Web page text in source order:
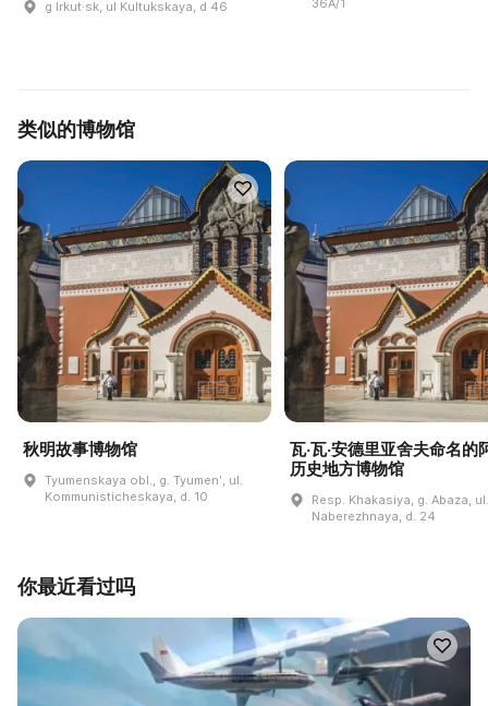
g Irkut·sk, ul Kultukskaya, d 46
类似的博物馆
秋明故事博物馆
Tyumenskaya obl., g. Tyumenʹ, ul.
Kommunisticheskaya, d. 10
瓦·瓦·安德里亚舍夫命名的
历史地方博物馆
Resp. Khakasiya, g. Abaza, ul.
Naberezhnaya, d. 24
你最近看过吗